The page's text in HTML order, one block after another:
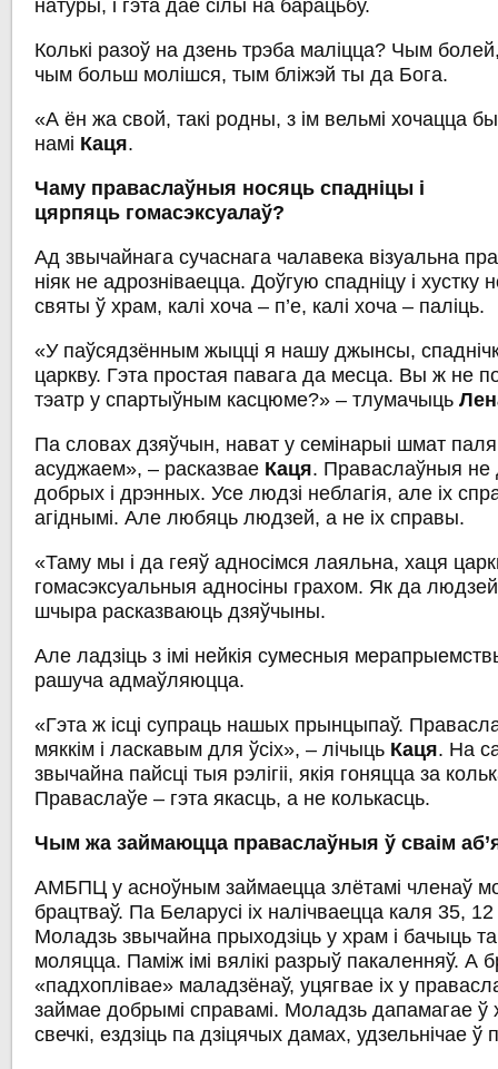
натуры, і гэта дае сілы на барацьбу.
Колькі разоў на дзень трэба маліцца? Чым
чым больш молішся, тым бліжэй ты да Бога.
«А ён жа свой, такі родны, з ім вельмі хочацца
намі Каця.
Чаму праваслаўныя носяць спадніцы і
цярпяць гомасэксуалаў?
Ад звычайнага сучаснага чалавека візуальна
ніяк не адрозніваецца. Доўгую спадніцу і хустку
святы ў храм, калі хоча – п’е, калі хоча – паліць.
«У паўсядзённым жыцці я нашу джынсы,
царкву. Гэта простая павага да месца. Вы ж не
тэатр у спартыўным касцюме?» – тлумачыць
Па словах дзяўчын, нават у семінарыі шмат
асуджаем», – расказвае Каця. Праваслаўныя не
добрых і дрэнных. Усе людзі неблагія, але іх
агіднымі. Але любяць людзей, а не іх справы.
«Таму мы і да геяў адносімся лаяльна, хаця
гомасэксуальныя адносіны грахом. Як да
шчыра расказваюць дзяўчыны.
Але ладзіць з імі нейкія сумесныя
рашуча адмаўляюцца.
«Гэта ж ісці супраць нашых прынцыпаў.
мяккім і ласкавым для ўсіх», – лічыць Каця. На
звычайна пайсці тыя рэлігіі, якія гоняцца за
Праваслаўе – гэта якасць, а не колькасць.
Чым жа займаюцца праваслаўныя ў сваім
АМБПЦ у асноўным займаецца злётамі членаў
брацтваў. Па Беларусі іх налічваецца каля 35, 12
Моладзь звычайна прыходзіць у храм і бачыць
моляцца. Паміж імі вялікі разрыў пакаленняў. А
«падхоплівае» маладзёнаў, уцягвае іх у
займае добрымі справамі. Моладзь дапамагае ў
свечкі, ездзіць па дзіцячых дамах, удзельнічае ў